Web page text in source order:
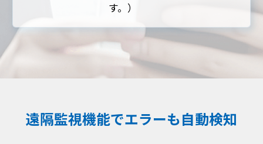
す。）
遠隔監視機能でエラーも自動検知